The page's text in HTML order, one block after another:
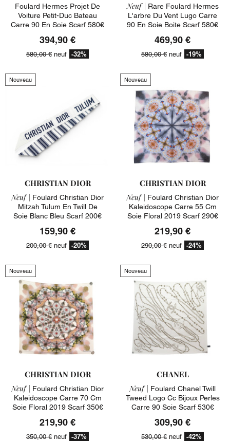
Foulard Hermes Projet De
Voiture Petit-Duc Bateau
Carre 90 En Soie Scarf 580€
394,90 €
580,00 € neuf -32%
Neuf | Rare Foulard Hermes
L'arbre Du Vent Lugo Carre
90 En Soie Boite Scarf 580€
469,90 €
580,00 € neuf -19%
Nouveau
CHRISTIAN DIOR
Neuf | Foulard Christian Dior
Mitzah Tulum En Twill De
Soie Blanc Bleu Scarf 200€
159,90 €
200,00 € neuf -20%
Nouveau
CHRISTIAN DIOR
Neuf | Foulard Christian Dior
Kaleidoscope Carre 55 Cm
Soie Floral 2019 Scarf 290€
219,90 €
290,00 € neuf -24%
Nouveau
CHRISTIAN DIOR
Neuf | Foulard Christian Dior
Kaleidoscope Carre 70 Cm
Soie Floral 2019 Scarf 350€
219,90 €
350,00 € neuf -37%
Nouveau
CHANEL
Neuf | Foulard Chanel Twill
Tweed Logo Cc Bijoux Perles
Carre 90 Soie Scarf 530€
309,90 €
530,00 € neuf -42%